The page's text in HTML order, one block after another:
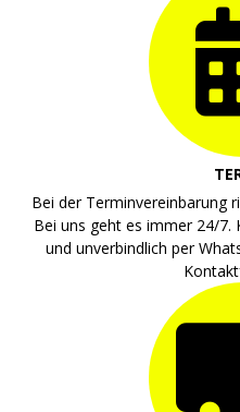
Bei der Terminvereinbarung
Bei uns geht es immer 24/7.
und unverbindlich per